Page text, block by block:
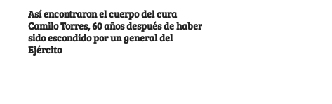
Así encontraron el cuerpo del cura
Camilo Torres, 60 años después de haber
sido escondido por un general del
Ejército